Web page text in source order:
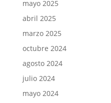
mayo 2025
abril 2025
marzo 2025
octubre 2024
agosto 2024
julio 2024
mayo 2024